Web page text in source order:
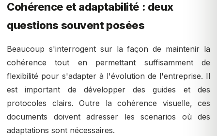
Cohérence et adaptabilité : deux
questions souvent posées
Beaucoup s'interrogent sur la façon de maintenir la
cohérence tout en permettant suffisamment de
flexibilité pour s'adapter à l'évolution de l'entreprise. Il
est important de développer des guides et des
protocoles clairs. Outre la cohérence visuelle, ces
documents doivent adresser les scenarios où des
adaptations sont nécessaires.